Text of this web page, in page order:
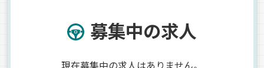
募集中の求人
現在募集中の求人はありません。